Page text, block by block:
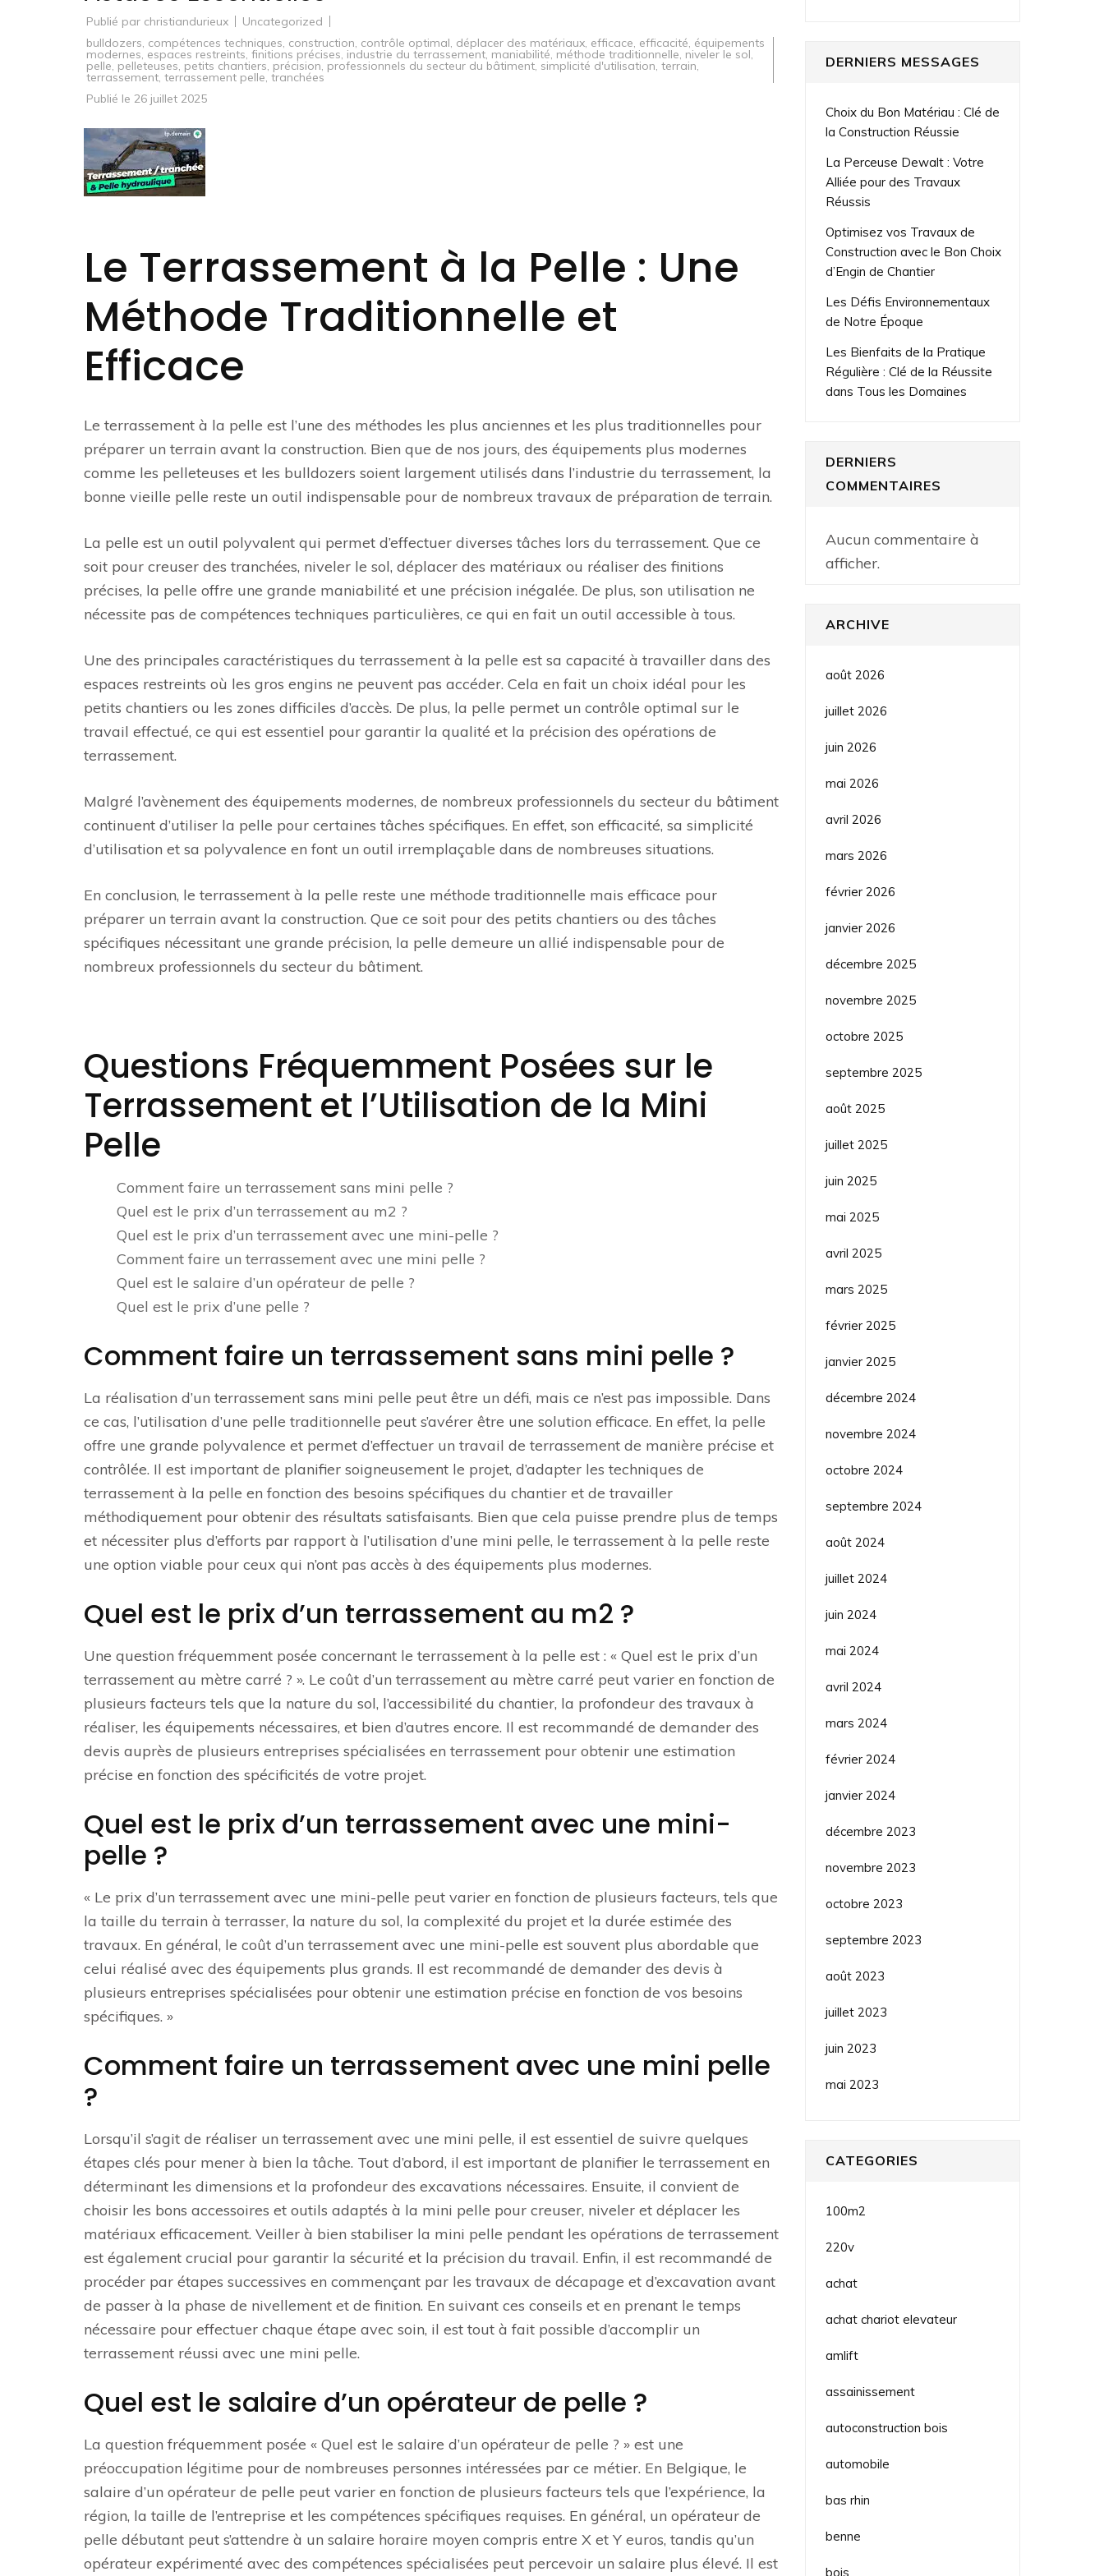
Publié par christiandurieux
Uncategorized
bulldozers, compétences techniques, construction, contrôle optimal, déplacer des matériaux, efficace, efficacité, équipements
modernes, espaces restreints, finitions précises, industrie du terrassement, maniabilité, méthode traditionnelle, niveler le sol,
pelle, pelleteuses, petits chantiers, précision, professionnels du secteur du bâtiment, simplicité d'utilisation, terrain,
terrassement, terrassement pelle, tranchées
Publié le 26 juillet 2025
Le Terrassement à la Pelle : Une
Méthode Traditionnelle et
Efficace
Le terrassement à la pelle est l’une des méthodes les plus anciennes et les plus traditionnelles pour
préparer un terrain avant la construction. Bien que de nos jours, des équipements plus modernes
comme les pelleteuses et les bulldozers soient largement utilisés dans l’industrie du terrassement, la
bonne vieille pelle reste un outil indispensable pour de nombreux travaux de préparation de terrain.
La pelle est un outil polyvalent qui permet d’effectuer diverses tâches lors du terrassement. Que ce
soit pour creuser des tranchées, niveler le sol, déplacer des matériaux ou réaliser des finitions
précises, la pelle offre une grande maniabilité et une précision inégalée. De plus, son utilisation ne
nécessite pas de compétences techniques particulières, ce qui en fait un outil accessible à tous.
Une des principales caractéristiques du terrassement à la pelle est sa capacité à travailler dans des
espaces restreints où les gros engins ne peuvent pas accéder. Cela en fait un choix idéal pour les
petits chantiers ou les zones difficiles d’accès. De plus, la pelle permet un contrôle optimal sur le
travail effectué, ce qui est essentiel pour garantir la qualité et la précision des opérations de
terrassement.
Malgré l’avènement des équipements modernes, de nombreux professionnels du secteur du bâtiment
continuent d’utiliser la pelle pour certaines tâches spécifiques. En effet, son efficacité, sa simplicité
d’utilisation et sa polyvalence en font un outil irremplaçable dans de nombreuses situations.
En conclusion, le terrassement à la pelle reste une méthode traditionnelle mais efficace pour
préparer un terrain avant la construction. Que ce soit pour des petits chantiers ou des tâches
spécifiques nécessitant une grande précision, la pelle demeure un allié indispensable pour de
nombreux professionnels du secteur du bâtiment.
Questions Fréquemment Posées sur le
Terrassement et l’Utilisation de la Mini
Pelle
Comment faire un terrassement sans mini pelle ?
Quel est le prix d’un terrassement au m2 ?
Quel est le prix d’un terrassement avec une mini-pelle ?
Comment faire un terrassement avec une mini pelle ?
Quel est le salaire d’un opérateur de pelle ?
Quel est le prix d’une pelle ?
Comment faire un terrassement sans mini pelle ?
La réalisation d’un terrassement sans mini pelle peut être un défi, mais ce n’est pas impossible. Dans
ce cas, l’utilisation d’une pelle traditionnelle peut s’avérer être une solution efficace. En effet, la pelle
offre une grande polyvalence et permet d’effectuer un travail de terrassement de manière précise et
contrôlée. Il est important de planifier soigneusement le projet, d’adapter les techniques de
terrassement à la pelle en fonction des besoins spécifiques du chantier et de travailler
méthodiquement pour obtenir des résultats satisfaisants. Bien que cela puisse prendre plus de temps
et nécessiter plus d’efforts par rapport à l’utilisation d’une mini pelle, le terrassement à la pelle reste
une option viable pour ceux qui n’ont pas accès à des équipements plus modernes.
Quel est le prix d’un terrassement au m2 ?
Une question fréquemment posée concernant le terrassement à la pelle est : « Quel est le prix d’un
terrassement au mètre carré ? ». Le coût d’un terrassement au mètre carré peut varier en fonction de
plusieurs facteurs tels que la nature du sol, l’accessibilité du chantier, la profondeur des travaux à
réaliser, les équipements nécessaires, et bien d’autres encore. Il est recommandé de demander des
devis auprès de plusieurs entreprises spécialisées en terrassement pour obtenir une estimation
précise en fonction des spécificités de votre projet.
Quel est le prix d’un terrassement avec une mini-
pelle ?
« Le prix d’un terrassement avec une mini-pelle peut varier en fonction de plusieurs facteurs, tels que
la taille du terrain à terrasser, la nature du sol, la complexité du projet et la durée estimée des
travaux. En général, le coût d’un terrassement avec une mini-pelle est souvent plus abordable que
celui réalisé avec des équipements plus grands. Il est recommandé de demander des devis à
plusieurs entreprises spécialisées pour obtenir une estimation précise en fonction de vos besoins
spécifiques. »
Comment faire un terrassement avec une mini pelle
?
Lorsqu’il s’agit de réaliser un terrassement avec une mini pelle, il est essentiel de suivre quelques
étapes clés pour mener à bien la tâche. Tout d’abord, il est important de planifier le terrassement en
déterminant les dimensions et la profondeur des excavations nécessaires. Ensuite, il convient de
choisir les bons accessoires et outils adaptés à la mini pelle pour creuser, niveler et déplacer les
matériaux efficacement. Veiller à bien stabiliser la mini pelle pendant les opérations de terrassement
est également crucial pour garantir la sécurité et la précision du travail. Enfin, il est recommandé de
procéder par étapes successives en commençant par les travaux de décapage et d’excavation avant
de passer à la phase de nivellement et de finition. En suivant ces conseils et en prenant le temps
nécessaire pour effectuer chaque étape avec soin, il est tout à fait possible d’accomplir un
terrassement réussi avec une mini pelle.
Quel est le salaire d’un opérateur de pelle ?
La question fréquemment posée « Quel est le salaire d’un opérateur de pelle ? » est une
préoccupation légitime pour de nombreuses personnes intéressées par ce métier. En Belgique, le
salaire d’un opérateur de pelle peut varier en fonction de plusieurs facteurs tels que l’expérience, la
région, la taille de l’entreprise et les compétences spécifiques requises. En général, un opérateur de
pelle débutant peut s’attendre à un salaire horaire moyen compris entre X et Y euros, tandis qu’un
opérateur expérimenté avec des compétences spécialisées peut percevoir un salaire plus élevé. Il est
DERNIERS MESSAGES
Choix du Bon Matériau : Clé de
la Construction Réussie
La Perceuse Dewalt : Votre
Alliée pour des Travaux
Réussis
Optimisez vos Travaux de
Construction avec le Bon Choix
d’Engin de Chantier
Les Défis Environnementaux
de Notre Époque
Les Bienfaits de la Pratique
Régulière : Clé de la Réussite
dans Tous les Domaines
DERNIERS
COMMENTAIRES
Aucun commentaire à
afficher.
ARCHIVE
août 2026
juillet 2026
juin 2026
mai 2026
avril 2026
mars 2026
février 2026
janvier 2026
décembre 2025
novembre 2025
octobre 2025
septembre 2025
août 2025
juillet 2025
juin 2025
mai 2025
avril 2025
mars 2025
février 2025
janvier 2025
décembre 2024
novembre 2024
octobre 2024
septembre 2024
août 2024
juillet 2024
juin 2024
mai 2024
avril 2024
mars 2024
février 2024
janvier 2024
décembre 2023
novembre 2023
octobre 2023
septembre 2023
août 2023
juillet 2023
juin 2023
mai 2023
CATEGORIES
100m2
220v
achat
achat chariot elevateur
amlift
assainissement
autoconstruction bois
automobile
bas rhin
benne
bois